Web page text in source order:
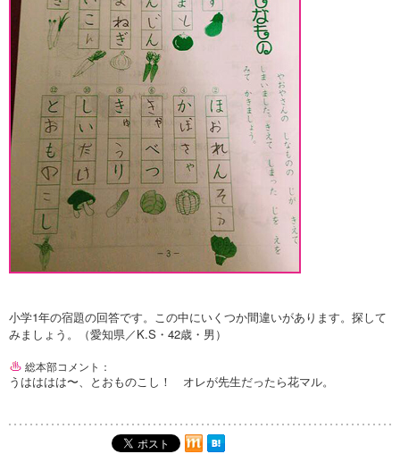
小学1年の宿題の回答です。この中にいくつか間違いがあります。探して
みましょう。（愛知県／K.S・42歳・男）
総本部コメント：
うはははは〜、とおものこし！ オレが先生だったら花マル。